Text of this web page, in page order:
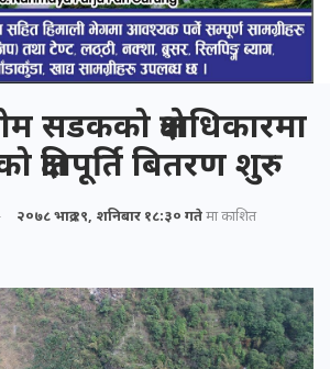
सडकको क्षेत्राधिकारमा
क्षतिपूर्ति बितरण शुरु
२०७८ भाद्र १९, शनिबार १८:३० गतेमा प्रकाशित